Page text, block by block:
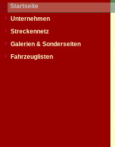
Startseite
Unternehmen
Streckennetz
Galerien & Sonderseiten
Fahrzeuglisten